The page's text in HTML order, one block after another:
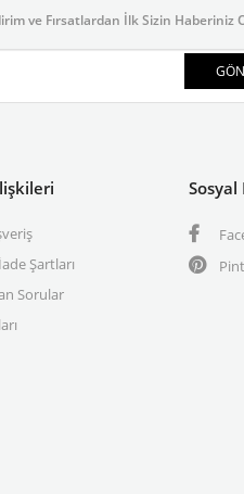
ve Fırsatlardan İlk Sizin Haberiniz
Şartları
Sorular
Sosyal